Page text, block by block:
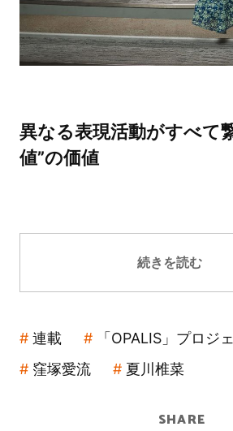
異なる表現活動がすべて
値”の価値
続きを読む
連載
「OPALIS」プロジ
窪塚愛流
夏川椎菜
SHARE